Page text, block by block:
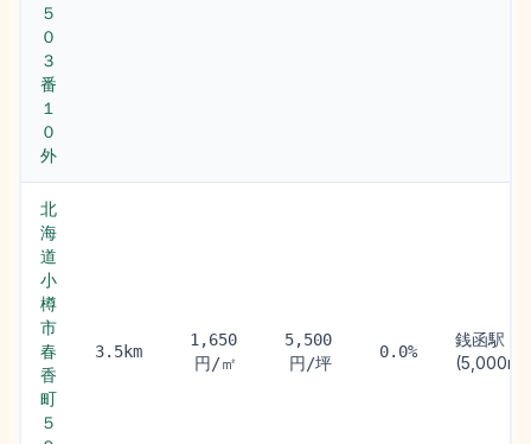
５
０
３
番
１
０
外
北
海
道
小
樽
市
春
香
町
５
3.5km
1,650
円/㎡
5,500
円/坪
0.0%
銭函駅
(5,000m)